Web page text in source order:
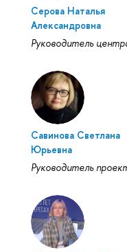
Серова Наталья
Александровна
Руководитель
Савинова Светлана
Юрьевна
Руководитель